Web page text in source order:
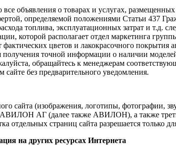
объявления о товарах и услугах,
определяемой положениями Статьи 437
топлива, эксплуатационных затрат и т.д.
которой располагает отдел маркетинга
фактических цветов и лакокрасочного
получения точной информации о наличии
обращайтесь к менеджерам
без предварительного уведомления.
сайта (изображения, логотипы,
АГ (далее также АВИЛОН), а также
отдельных страниц сайта разрешается только
на других ресурсах Интернета